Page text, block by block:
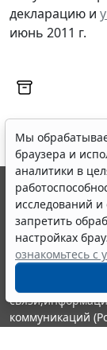
декларацию и
июнь 2011 г.
Мы
браузера и
аналитики в
исследований
запретить
настройках
ознакомьтесь с
© ООО "НПП
выпускается с
являются
информации
Портал
издания
коммуникаций